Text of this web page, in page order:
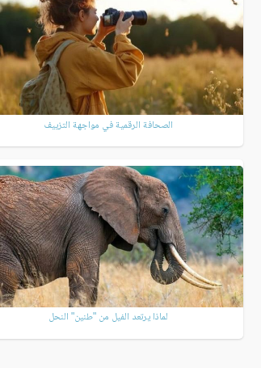
الصحافة الرقمية في مواجهة التزييف
لماذا يرتعد الفيل من "طنين" النحل